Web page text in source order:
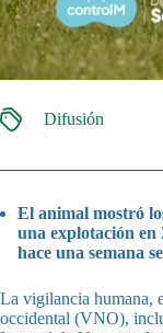
Difusión
El animal mostró
una explotación en
hace una semana
La vigilancia humana,
occidental (VNO),